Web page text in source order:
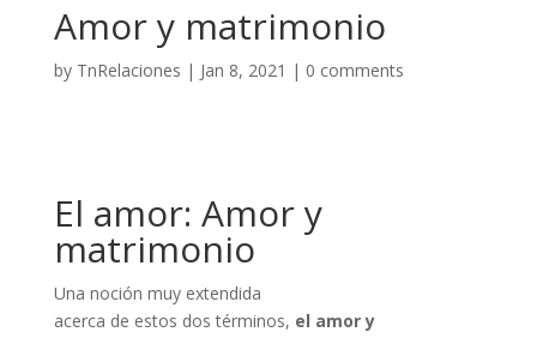
Amor y matrimonio
by TnRelaciones | Jan 8, 2021 | 0 comments
El amor: Amor y
matrimonio
Una noción muy extendida
acerca de estos dos términos, el amor y